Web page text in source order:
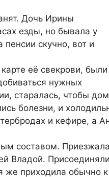
Дочь Ирины
езды, но бывала у
скучно, вот и
её свекрови, были
нужных
старалась, чтобы
болезни, и
и кефире, а
составом. Приезжала
Владой.
же приходила обычно к